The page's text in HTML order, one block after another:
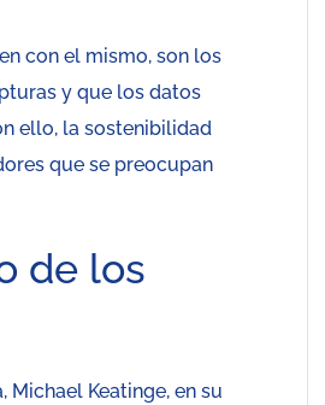
con el mismo, son los
y que los datos
ello, la sostenibilidad
que se preocupan
de los
Keatinge, en su